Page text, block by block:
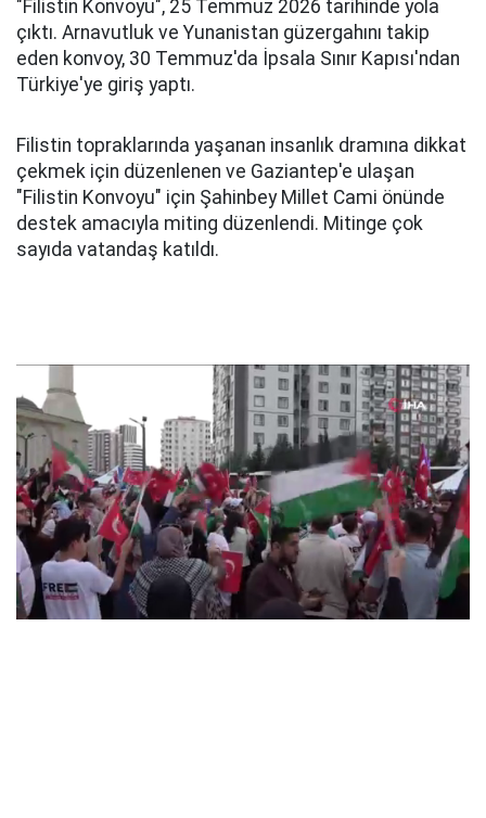
"Filistin Konvoyu", 25 Temmuz 2026 tarihinde yola
çıktı. Arnavutluk ve Yunanistan güzergahını takip
eden konvoy, 30 Temmuz'da İpsala Sınır Kapısı'ndan
Türkiye'ye giriş yaptı.
Filistin topraklarında yaşanan insanlık dramına dikkat
çekmek için düzenlenen ve Gaziantep'e ulaşan
"Filistin Konvoyu" için Şahinbey Millet Cami önünde
destek amacıyla miting düzenlendi. Mitinge çok
sayıda vatandaş katıldı.